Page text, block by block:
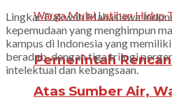
Pemerintah
Atas Sumber Air,
Lingkar Dakwah Mahasiswa
kepemudaan yang menghimpun
kampus di Indonesia yang
beradab, dengan tiga trilogi
intelektual dan kebangsaan.